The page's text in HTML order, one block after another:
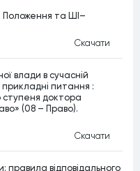
Положення та ШІ–
Скачати
влади в сучасній
прикладні питання :
ступеня доктора
(08 – Право).
Скачати
правила відповідального